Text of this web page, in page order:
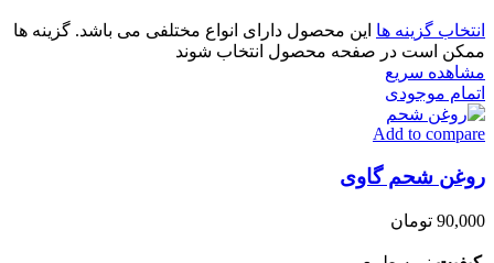
انتخاب گزینه ها این محصول دارای انواع مختلفی می باشد. گزینه ها
ممکن است در صفحه محصول انتخاب شوند
مشاهده سریع
اتمام موجودی
Add to compare
روغن شحم گاوی
90,000 تومان